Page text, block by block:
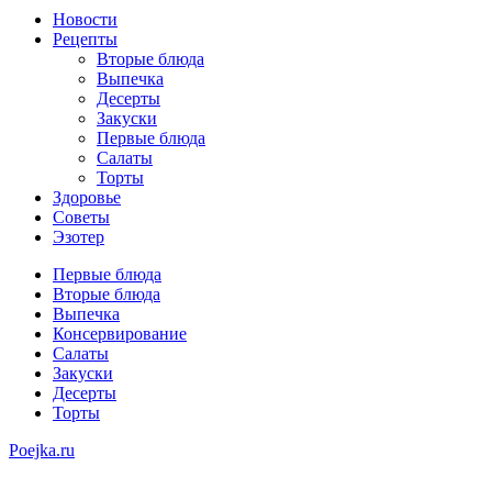
Новости
Рецепты
Вторые блюда
Выпечка
Десерты
Закуски
Первые блюда
Салаты
Торты
Здоровье
Советы
Эзотер
Первые блюда
Вторые блюда
Выпечка
Консервирование
Салаты
Закуски
Десерты
Торты
Poejka.ru